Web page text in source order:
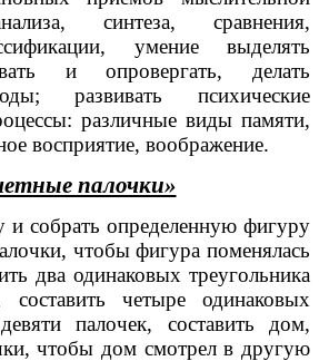
синтеза, сравнения,
умение выделять
и опровергать, делать
развивать психические
различные виды памяти,
восприятие, воображение.
палочки»
и собрать определенную фигуру
чтобы фигура поменялась
два одинаковых треугольника
четыре одинаковых
палочек, составить дом,
чтобы дом смотрел в другую